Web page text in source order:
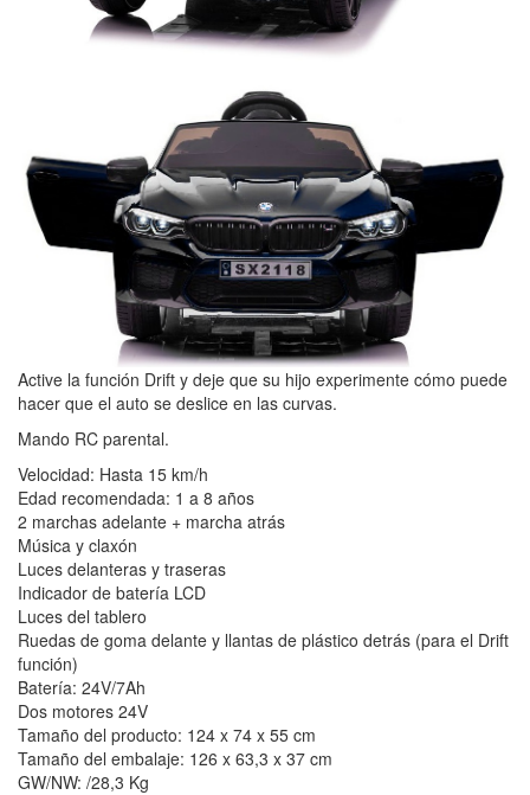
Active la función Drift y deje que su hijo experimente cómo puede
hacer que el auto se deslice en las curvas.
Mando RC parental.
Velocidad: Hasta 15 km/h
Edad recomendada: 1 a 8 años
2 marchas adelante + marcha atrás
Música y claxón
Luces delanteras y traseras
Indicador de batería LCD
Luces del tablero
Ruedas de goma delante y llantas de plástico detrás (para el Drift
función)
Batería: 24V/7Ah
Dos motores 24V
Tamaño del producto: 124 x 74 x 55 cm
Tamaño del embalaje: 126 x 63,3 x 37 cm
GW/NW: /28,3 Kg